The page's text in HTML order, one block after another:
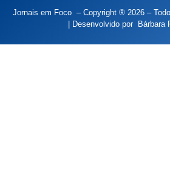
Jornais em Foco – Copyright ® 2026 –
| Desenvolvido por
Bárbara